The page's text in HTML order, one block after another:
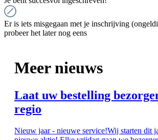
Er is iets misgegaan met je inschrijving
probeer het later nog eens
Meer nieuws
Laat uw bestelling
regio
Nieuw jaar - nieuwe service!Wij starten dit